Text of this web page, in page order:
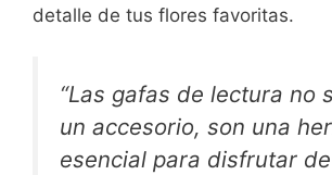
detalle de tus flores favoritas.
“Las gafas de lectura no
un accesorio, son una
esencial para disfrutar